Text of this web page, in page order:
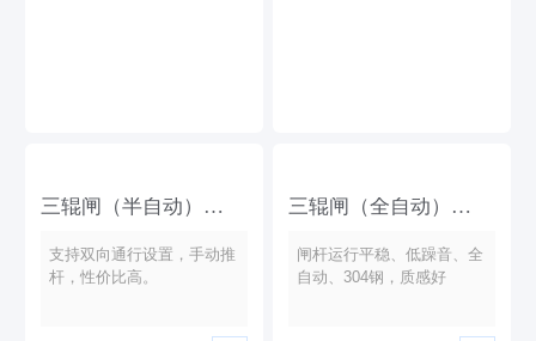
三辊闸（半自动）
支持双向通行设置，手动推
杆，性价比高。
三辊闸（全自动）
闸杆运行平稳、低躁音、全
自动、304钢，质感好